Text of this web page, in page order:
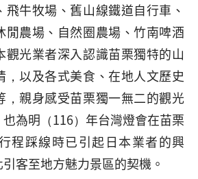
牛牧場、舊山線鐵道自行車、
閒農場、自然圈農場、竹南啤酒
觀光業者深入認識苗栗獨特的山
，以及各式美食、在地人文歷史
，親身感受苗栗獨一無二的觀光
為明（116）年台灣燈會在苗栗
程踩線時已引起日本業者的興
客至地方魅力景區的契機。